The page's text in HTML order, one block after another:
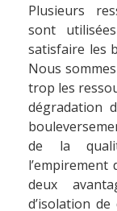
Plusieurs
sont
satisfaire les
Nous
trop les
dégradation
de la
l’empirement
deux
d’isolation